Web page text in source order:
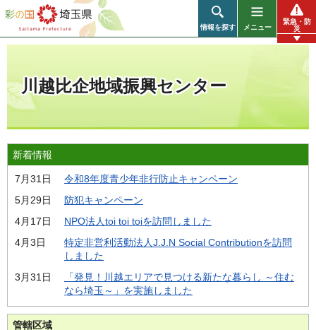
彩の国 埼玉県
情報を探す メニュー
緊急・防
災
川越比企地域振興センター
新着情報
7月31日
令和8年度青少年非行防止キャンペーン
5月29日
防犯キャンペーン
4月17日
NPO法人toi toi toiを訪問しました
4月3日
特定非営利活動法人J.J.N Social Contributionを訪問
しました
3月31日
「発見！川越エリアで見つける新たな暮らし ～住む
なら埼玉～」を実施しました
管轄区域